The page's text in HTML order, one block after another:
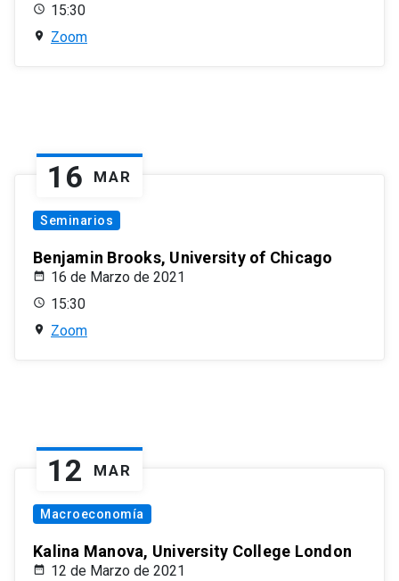
15:30
Zoom
16 MAR
Seminarios
Benjamin Brooks, University of Chicago
16 de Marzo de 2021
15:30
Zoom
12 MAR
Macroeconomía
Kalina Manova, University College London
12 de Marzo de 2021